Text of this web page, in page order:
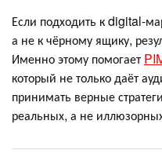
Если подходить к digital-
а не к чёрному ящику,
Именно этому помогает
который не только даёт
принимать верные
реальных, а не